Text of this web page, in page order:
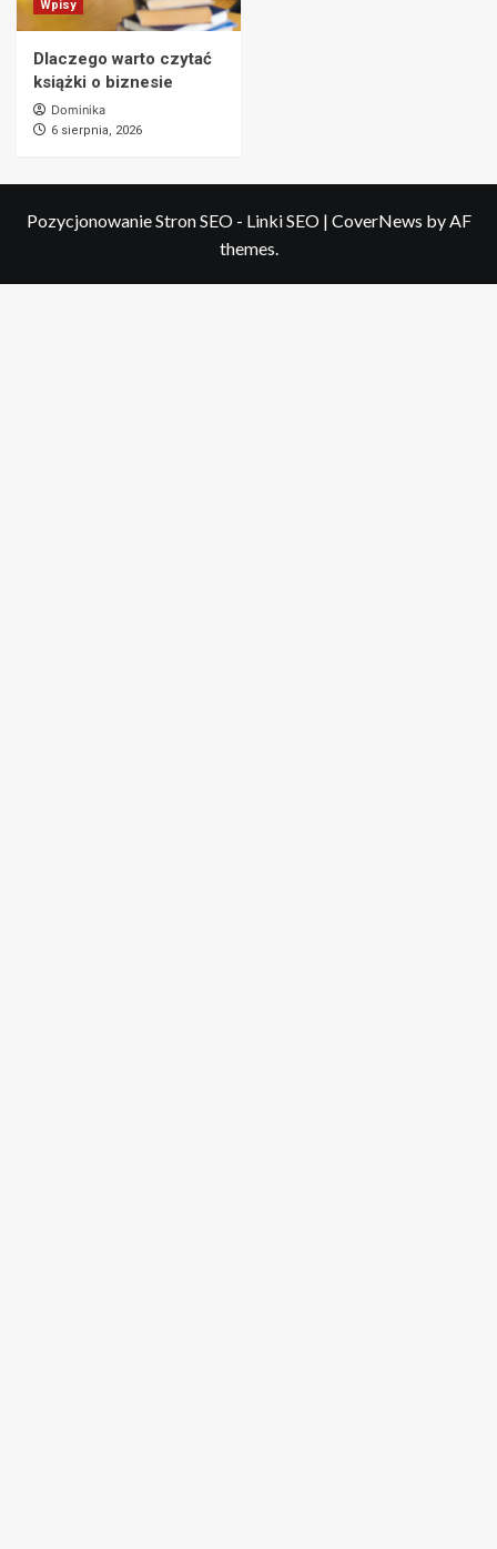
Wpisy
Dlaczego warto czytać
książki o biznesie
Dominika
6 sierpnia, 2026
Pozycjonowanie Stron SEO - Linki SEO | CoverNews by AF
themes.